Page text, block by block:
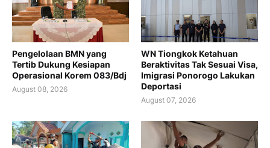
Pengelolaan BMN yang
Tertib Dukung Kesiapan
Operasional Korem 083/Bdj
August 08, 2026
WN Tiongkok Ketahuan
Beraktivitas Tak Sesuai Visa,
Imigrasi Ponorogo Lakukan
Deportasi
August 07, 2026